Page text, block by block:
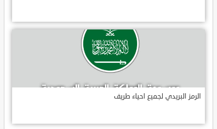
الرمز البريدي لجميع احياء طريف